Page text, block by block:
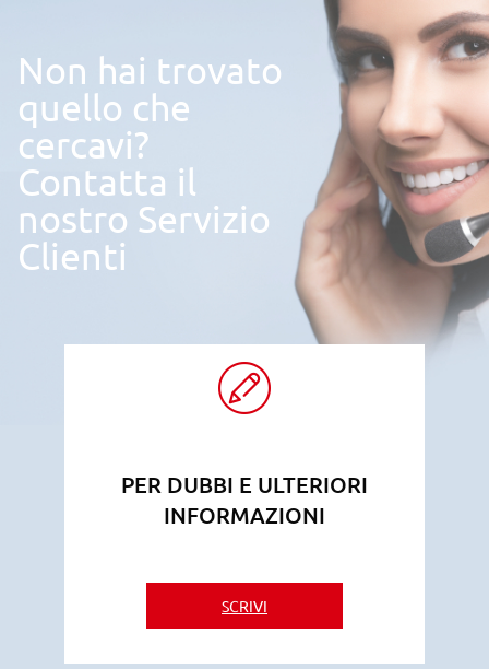
Non hai trovato
quello che
cercavi?
Contatta il
nostro Servizio
Clienti
PER DUBBI E ULTERIORI
INFORMAZIONI
SCRIVI